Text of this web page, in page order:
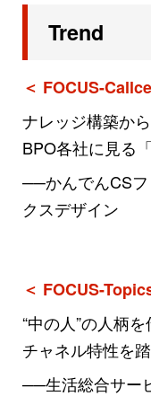
Trend
＜ FOCUS-
ナレッジ構築か
BPO各社に見る
──かんでんCS
クスデザイン
＜ FOCUS-
“中の人”の人柄
チャネル特性を
──生活総合サー